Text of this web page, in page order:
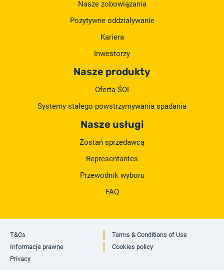
Nasze zobowiązania
Pozytywne oddziaływanie
Kariera
Inwestorzy
Nasze produkty
Oferta ŚOI
Systemy stałego powstrzymywania spadania
Nasze usługi
Zostań sprzedawcą
Representantes
Przewodnik wyboru
FAQ
T&Cs
Terms & Conditions of Use
Informacje prawne
Cookies policy
Privacy